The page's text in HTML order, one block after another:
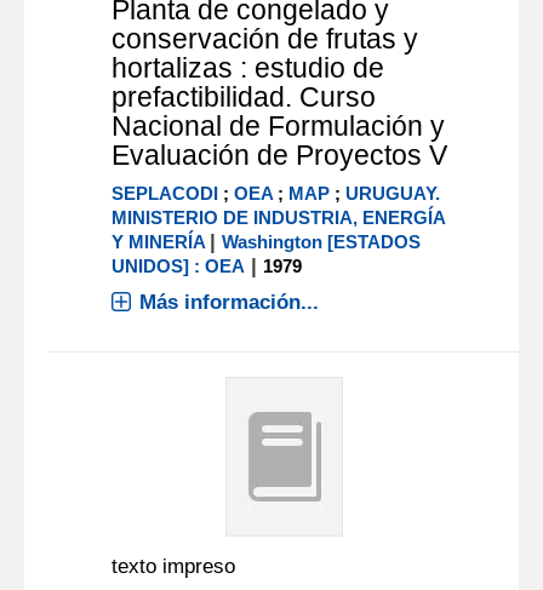
Planta de congelado y
conservación de frutas y
hortalizas : estudio de
prefactibilidad. Curso
Nacional de Formulación y
Evaluación de Proyectos V
SEPLACODI ;OEA ; MAP ;URUGUAY.
MINISTERIO DE INDUSTRIA, ENERGÍA
Y MINERÍA |Washington [ESTADOS
UNIDOS] : OEA | 1979
Más información...
texto impreso